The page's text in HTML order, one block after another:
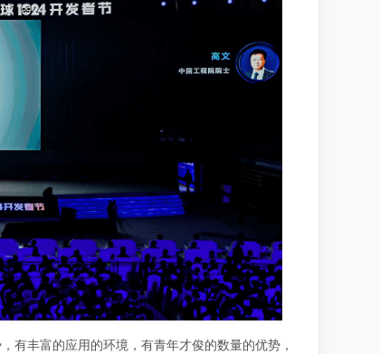
有丰富的应用的环境，有青年才俊的数量的优势，